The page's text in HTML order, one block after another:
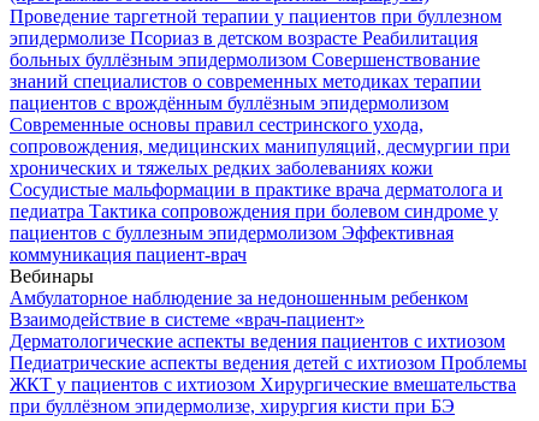
Проведение таргетной терапии у пациентов при буллезном
эпидермолизе Псориаз в детском возрасте Реабилитация
больных буллёзным эпидермолизом Совершенствование
знаний специалистов о современных методиках терапии
пациентов с врождённым буллёзным эпидермолизом
Современные основы правил сестринского ухода,
сопровождения, медицинских манипуляций, десмургии при
хронических и тяжелых редких заболеваниях кожи
Сосудистые мальформации в практике врача дерматолога и
педиатра Тактика сопровождения при болевом синдроме у
пациентов с буллезным эпидермолизом Эффективная
коммуникация пациент-врач
Вебинары
Амбулаторное наблюдение за недоношенным ребенком
Взаимодействие в системе «врач-пациент»
Дерматологические аспекты ведения пациентов с ихтиозом
Педиатрические аспекты ведения детей с ихтиозом Проблемы
ЖКТ у пациентов с ихтиозом Хирургические вмешательства
при буллёзном эпидермолизе, хирургия кисти при БЭ